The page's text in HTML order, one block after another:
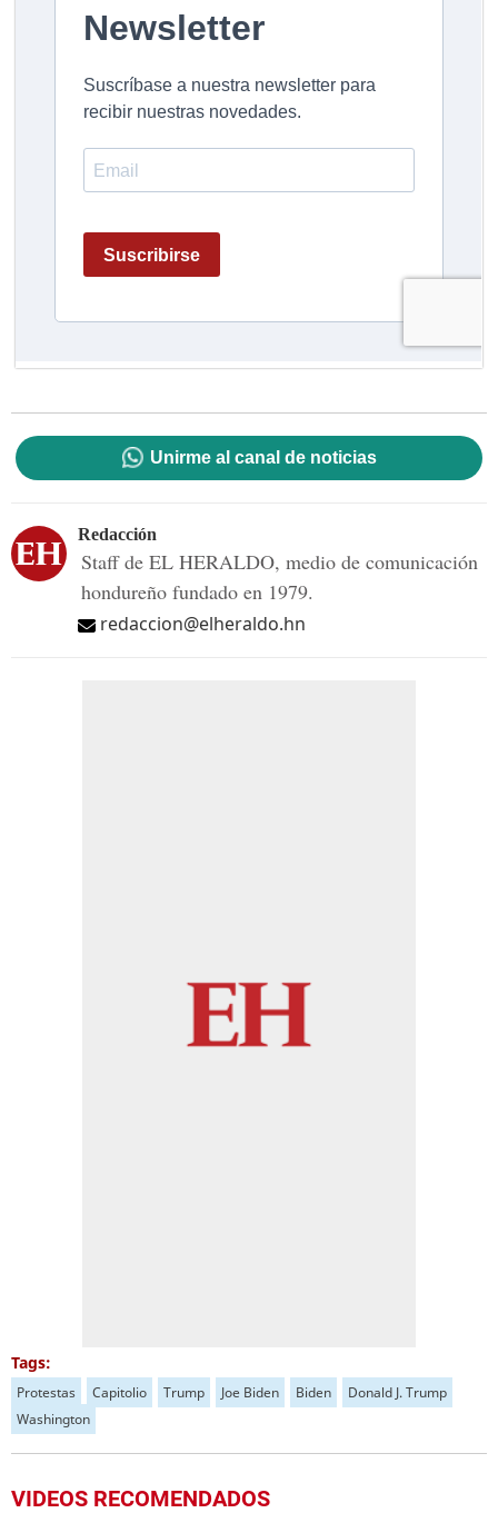
Unirme al canal de noticias
Redacción
Staff de EL HERALDO, medio de comunicación
hondureño fundado en 1979.
redaccion@elheraldo.hn
Tags:
Protestas Capitolio Trump Joe Biden Biden
Donald J. Trump
Washington
VIDEOS RECOMENDADOS